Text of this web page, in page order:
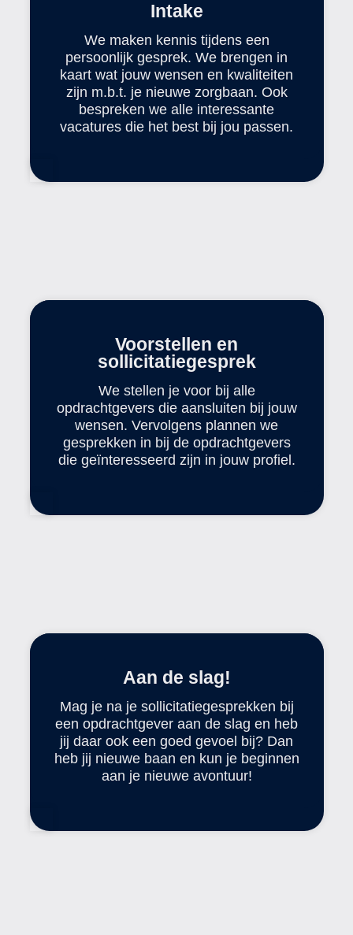
Intake
We maken kennis tijdens een
persoonlijk gesprek. We brengen in
kaart wat jouw wensen en kwaliteiten
zijn m.b.t. je nieuwe zorgbaan. Ook
bespreken we alle interessante
vacatures die het best bij jou passen.
Voorstellen en
sollicitatiegesprek
We stellen je voor bij alle
opdrachtgevers die aansluiten bij jouw
wensen. Vervolgens plannen we
gesprekken in bij de opdrachtgevers
die geïnteresseerd zijn in jouw profiel.
Aan de slag!
Mag je na je sollicitatiegesprekken bij
een opdrachtgever aan de slag en heb
jij daar ook een goed gevoel bij? Dan
heb jij nieuwe baan en kun je beginnen
aan je nieuwe avontuur!